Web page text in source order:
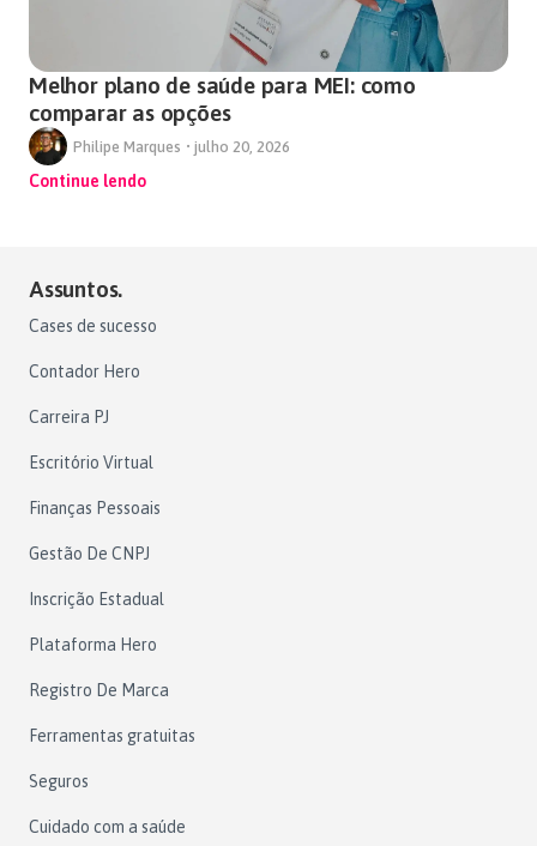
Melhor plano de saúde para MEI: como
comparar as opções
Philipe Marques • julho 20, 2026
Continue lendo
Assuntos.
Cases de sucesso
Contador Hero
Carreira PJ
Escritório Virtual
Finanças Pessoais
Gestão De CNPJ
Inscrição Estadual
Plataforma Hero
Registro De Marca
Ferramentas gratuitas
Seguros
Cuidado com a saúde